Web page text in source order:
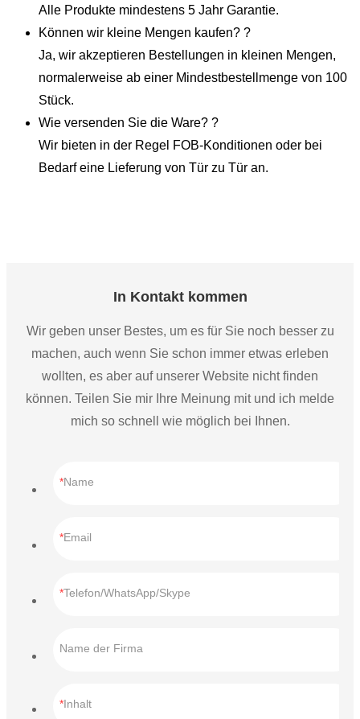
Alle Produkte mindestens 5 Jahr Garantie.
Können wir kleine Mengen kaufen? ?
Ja, wir akzeptieren Bestellungen in kleinen Mengen,
normalerweise ab einer Mindestbestellmenge von 100
Stück.
Wie versenden Sie die Ware? ?
Wir bieten in der Regel FOB-Konditionen oder bei
Bedarf eine Lieferung von Tür zu Tür an.
In Kontakt kommen
Wir geben unser Bestes, um es für Sie noch besser zu
machen, auch wenn Sie schon immer etwas erleben
wollten, es aber auf unserer Website nicht finden
können. Teilen Sie mir Ihre Meinung mit und ich melde
mich so schnell wie möglich bei Ihnen.
Name
Email
Telefon/WhatsApp/Skype
Name der Firma
Inhalt